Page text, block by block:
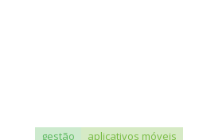
gestão aplicativos móveis